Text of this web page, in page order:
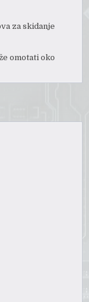
za skidanje
omotati oko